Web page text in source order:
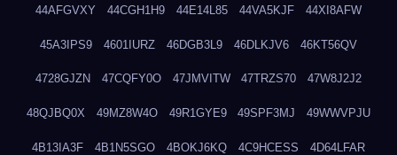
44AFGVXY 44CGH1H9 44E14L85 44VA5KJF 44XI8AFW
45A3IPS9 4601IURZ 46DGB3L9 46DLKJV6 46KT56QV
4728GJZN 47CQFY0O 47JMVITW 47TRZS70 47W8J2J2
48QJBQ0X 49MZ8W4O 49R1GYE9 49SPF3MJ 49WWVPJU
4B13IA3F 4B1N5SGO 4BOKJ6KQ 4C9HCESS 4D64LFAR